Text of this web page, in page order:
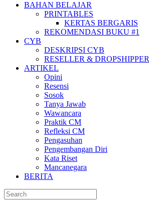
BAHAN BELAJAR
PRINTABLES
KERTAS BERGARIS
REKOMENDASI BUKU #1
CYB
DESKRIPSI CYB
RESELLER & DROPSHIPPER
ARTIKEL
Opini
Resensi
Sosok
Tanya Jawab
Wawancara
Praktik CM
Refleksi CM
Pengasuhan
Pengembangan Diri
Kata Riset
Mancanegara
BERITA